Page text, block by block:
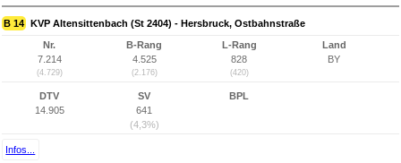
B 14 KVP Altensittenbach (St 2404) - Hersbruck, Ostbahnstraße
Nr.
7.214
(4.729)
B-Rang
4.525
(2.176)
L-Rang
828
(420)
Land
BY
DTV
14.905
SV
641
(4,3%)
BPL
Infos...